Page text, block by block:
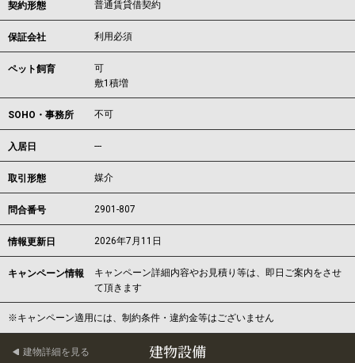
契約形態 普通賃貸借契約
保証会社 利用必須
ペット飼育
可
敷1積増
SOHO・事務所 不可
入居日 ---
取引形態 媒介
問合番号 2901-807
情報更新日 2026年7月11日
キャンペーン情報
キャンペーン詳細内容やお見積り等は、即日ご案内をさせ
て頂きます
※キャンペーン適用には、制約条件・違約金等はございません
建物設備
建物詳細を見る